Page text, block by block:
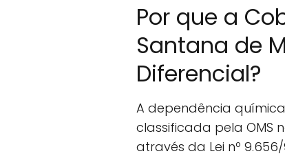
Por que a
Santana de
Diferencial?
A dependência
classificada pela OMS
através da Lei nº